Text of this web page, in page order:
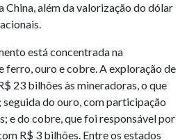
China, além da valorização do dólar
está concentrada na
ferro, ouro e cobre. A exploração de
23 bilhões às mineradoras, o que
do ouro, com participação
e do cobre, que foi responsável por
R$ 3 bilhões. Entre os estados